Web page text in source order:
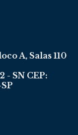
A, Salas 110
- SN CEP: